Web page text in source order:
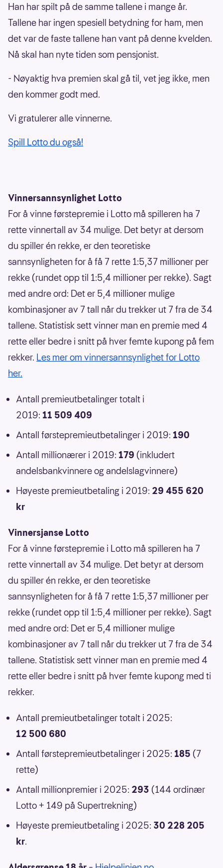
Han har spilt på de samme tallene i mange år.
Tallene har ingen spesiell betydning for ham, men
det var de faste tallene han vant på denne kvelden.
Nå skal han nyte tiden som pensjonist.
- Nøyaktig hva premien skal gå til, vet jeg ikke, men
den kommer godt med.
Vi gratulerer alle vinnerne.
Spill Lotto du også!
Vinnersannsynlighet Lotto
For å vinne førstepremie i Lotto må spilleren ha 7
rette vinnertall av 34 mulige. Det betyr at dersom
du spiller én rekke, er den teoretiske
sannsynligheten for å få 7 rette 1:5,37 millioner per
rekke (rundet opp til 1:5,4 millioner per rekke). Sagt
med andre ord: Det er 5,4 millioner mulige
kombinasjoner av 7 tall når du trekker ut 7 fra de 34
tallene. Statistisk sett vinner man en premie med 4
rette eller bedre i snitt på hver femte kupong på fem
rekker. Les mer om vinnersannsynlighet for Lotto
her.
Antall premieutbetalinger totalt i
2019: 11 509 409
Antall førstepremieutbetalinger i 2019: 190
Antall millionærer i 2019: 179 (inkludert
andelsbankvinnere og andelslagvinnere)
Høyeste premieutbetaling i 2019: 29 455 620
kr
Vinnersjanse Lotto
For å vinne førstepremie i Lotto må spilleren ha 7
rette vinnertall av 34 mulige. Det betyr at dersom
du spiller én rekke, er den teoretiske
sannsynligheten for å få 7 rette 1:5,37 millioner per
rekke (rundet opp til 1:5,4 millioner per rekke). Sagt
med andre ord: Det er 5,4 millioner mulige
kombinasjoner av 7 tall når du trekker ut 7 fra de 34
tallene. Statistisk sett vinner man en premie med 4
rette eller bedre i snitt på hver femte kupong med ti
rekker.
Antall premieutbetalinger totalt i 2025:
12 500 680
Antall førstepremieutbetalinger i 2025: 185 (7
rette)
Antall millionpremier i 2025: 293 (144 ordinær
Lotto + 149 på Supertrekning)
Høyeste premieutbetaling i 2025: 30 228 205
kr.